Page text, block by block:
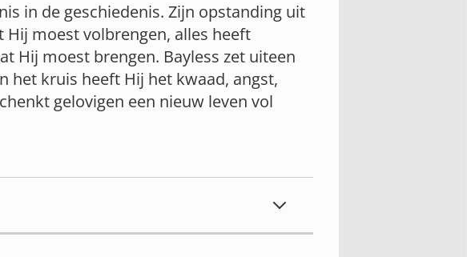
in de geschiedenis. Zijn opstanding uit
moest volbrengen, alles heeft
Hij moest brengen. Bayless zet uiteen
het kruis heeft Hij het kwaad, angst,
gelovigen een nieuw leven vol